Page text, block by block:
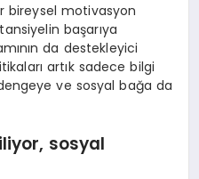
bireysel motivasyon
başarıya
da destekleyici
artık sadece bilgi
ve sosyal bağa da
sosyal